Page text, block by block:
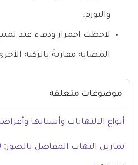
والتورم.
لاحظت احمرار ودفء عند
المصابة مقارنةً بالركبة
موضوعات متعلقة
أنواع الالتهابات وأسبابها